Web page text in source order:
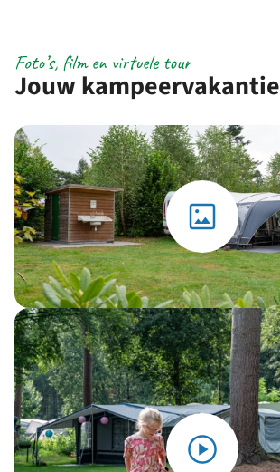
Jouw kampeervakantie
Foto’s, film en virtuele tour